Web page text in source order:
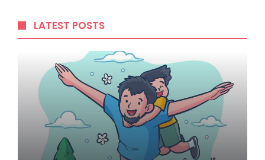
LATEST POSTS